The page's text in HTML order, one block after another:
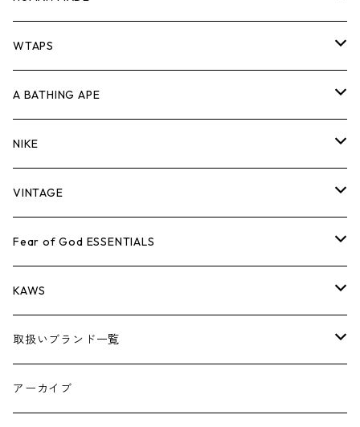
パンツ
キャップ・ハット
バッグ
シューズ
小物
コラボレーション
×THE NORTH FACE
×COMME des GARCONS
シーズンアイテム
26SS
BOX LOGOアイテム
ジャケット
パンツ
キャップ・ハット
バッグ
シューズ
小物
シャツ
ジャケット
パンツ
キャップ・ハット
バッグ
シューズ
小物
スウェット/ニット
シャツ
ジャケット
パンツ
キャップ・ハット
バッグ
シューズ
小物
ロンTEE
スウェット/ニット
シャツ
ジャケット
パンツ
キャップ・ハット
バッグ
シューズ
Tシャツ
ロンT
スウェット/ニット
シャツ
ジャケット
パンツ
キャップ
バッグ
WTAPS
Tシャツ
ロンTEE
スウェット/ニット
シャツ
ジャケット
パンツ
キャップ・ハット
A BATHING APE
Tシャツ
ロンTEE
スウェット/ニット
シャツ
ジャケット
パンツ
NIKE
シューズ
AIR JORDAN 1
AIR JORDAN 3
アパレル・小物
VINTAGE
Tシャツ
ロンTEE
スウェット/ニット
ジャケット
Fear of God ESSENTIALS
Tシャツ
ロンTEE
スウェット/ニット
KAWS
アパレル
小物
取扱いブランド一覧
A
アーカイブ